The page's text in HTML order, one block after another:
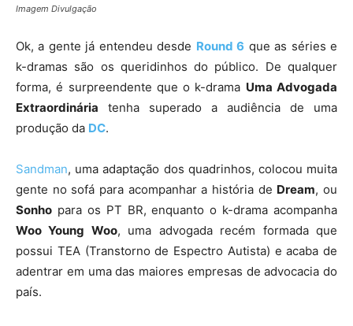
Imagem Divulgação
Ok, a gente já entendeu desde Round 6 que as séries e
k-dramas são os queridinhos do público. De qualquer
forma, é surpreendente que o k-drama Uma Advogada
Extraordinária tenha superado a audiência de uma
produção da DC.
Sandman, uma adaptação dos quadrinhos, colocou muita
gente no sofá para acompanhar a história de Dream, ou
Sonho para os PT BR, enquanto o k-drama acompanha
Woo Young Woo, uma advogada recém formada que
possui TEA (Transtorno de Espectro Autista) e acaba de
adentrar em uma das maiores empresas de advocacia do
país.